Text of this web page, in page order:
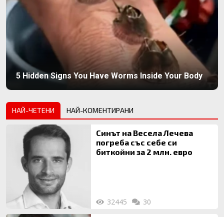
5 Hidden Signs You Have Worms Inside Your Body
НАЙ-ЧЕТЕНИ НАЙ-КОМЕНТИРАНИ
Синът на Весела Лечева
погреба със себе си
биткойни за 2 млн. евро
32445 30